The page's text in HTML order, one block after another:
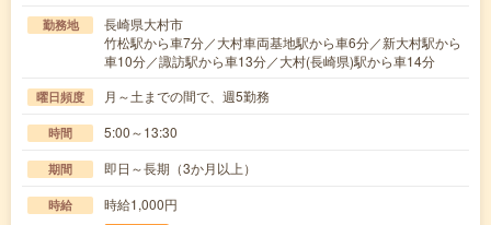
勤務地
長崎県大村市
竹松駅から車7分／大村車両基地駅から車6分／新大村駅から
車10分／諏訪駅から車13分／大村(長崎県)駅から車14分
曜日頻度 月～土までの間で、週5勤務
時間 5:00～13:30
期間 即日～長期（3か月以上）
時給 時給1,000円